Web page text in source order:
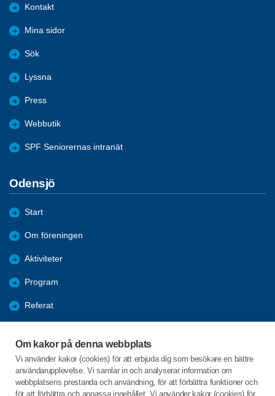
Om kakor på denna webbplats
Vi använder kakor (cookies) för att erbjuda dig som besökare en bättre
användarupplevelse. Vi samlar in och analyserar information om
webbplatsens prestanda och användning, för att förbättra funktioner och
för att förbättra och anpassa innehållet. Vi använder kakor (cookies) för
Kontakt
Mina sidor
Sök
Lyssna
Press
Webbutik
SPF Seniorernas intranät
Odensjö
Start
Om föreningen
Aktiviteter
Program
Referat
Bli medlem
Förmåner